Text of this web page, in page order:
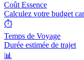
Coût Essence
Calculez votre budget
⏱️
Temps de Voyage
Durée estimée de trajet
📊